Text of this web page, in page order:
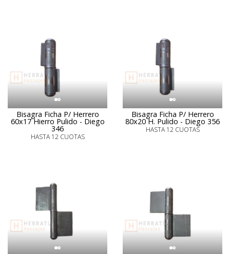
Bisagra Ficha P/ Herrero
60x17 Hierro Pulido - Diego
346
HASTA 12 CUOTAS
Bisagra Ficha P/ Herrero
80x20 H. Pulido - Diego 356
HASTA 12 CUOTAS